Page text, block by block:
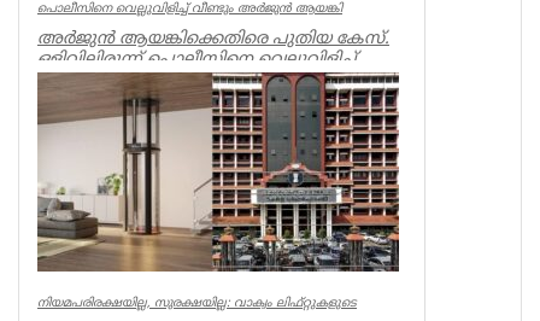
പൊലീസിനെ വെല്ലുവിളിച്ച് വീണ്ടും അർജുൻ ആയങ്കി
അർജുൻ ആയങ്കിക്കെതിരെ പുതിയ കേസ്.
ഒളിവിലിരുന്ന് പൊലീസിനെ വെല്ലുവിളിച്ച്
ഭീഷണിപ്പെടുത്തിയതിനാണ് കേസ്....
Kerala
നിയമപരിരക്ഷയില്ല, സുരക്ഷയില്ല: വാക്വം ലിഫ്റ്റുകളുടെ